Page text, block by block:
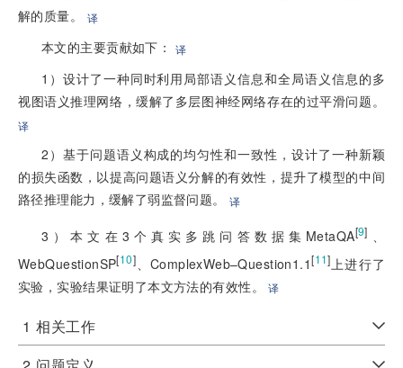
解的质量。
译
本文的主要贡献如下： 译
1）设计了一种同时利用局部语义信息和全局语义信息的多
视图语义推理网络，缓解了多层图神经网络存在的过平滑问题。
译
2）基于问题语义构成的均匀性和一致性，设计了一种新颖
的损失函数，以提高问题语义分解的有效性，提升了模型的中间
路径推理能力，缓解了弱监督问题。
译
3）本文在3个真实多跳问答数据集MetaQA[9]
WebQuestionSP[10] 、ComplexWeb–Question1.1[11] 上进行了
实验，实验结果证明了本文方法的有效性。译
1 相关工作